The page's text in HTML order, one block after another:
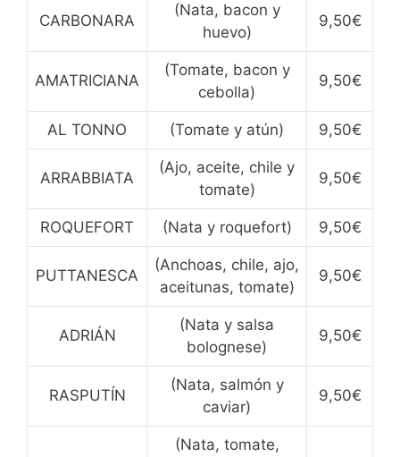
CARBONARA
(Nata, bacon y
huevo)
9,50€
AMATRICIANA
(Tomate, bacon y
cebolla)
9,50€
AL TONNO (Tomate y atún) 9,50€
ARRABBIATA
(Ajo, aceite, chile y
tomate)
9,50€
ROQUEFORT (Nata y roquefort) 9,50€
PUTTANESCA
(Anchoas, chile, ajo,
aceitunas, tomate)
9,50€
ADRIÁN
(Nata y salsa
bolognese)
9,50€
RASPUTÍN
(Nata, salmón y
caviar)
9,50€
(Nata, tomate,